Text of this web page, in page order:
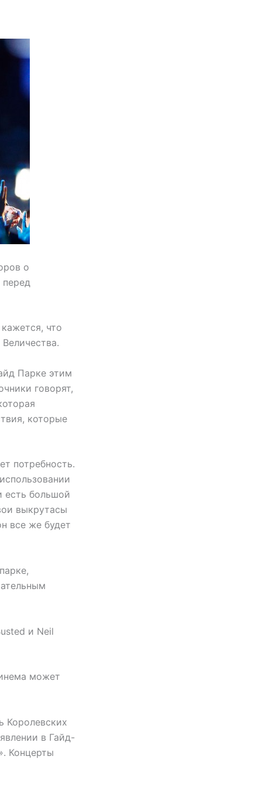
о
что
Парке этим
говорят,
которые
потребность.
есть большой
выкрутасы
все же будет
и Neil
может
Королевских
в Гайд-
Концерты